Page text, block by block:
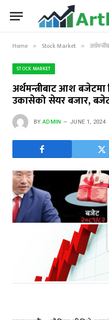
Home » Stock Market »
STOCK MARKET
अर्थमन्त्रीबाट आश बजेटमा
उकासेको सेयर बजार,
BY ADMIN JUNE 1, 2024